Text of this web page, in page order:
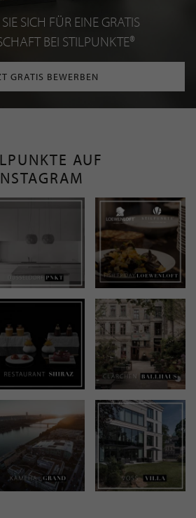
SICH FÜR EINE GRATIS
BEI STILPUNKTE®
GRATIS BEWERBEN
AUF